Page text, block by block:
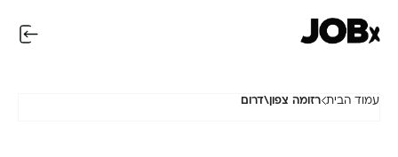
עמוד הבית רזומה צפון\דרום